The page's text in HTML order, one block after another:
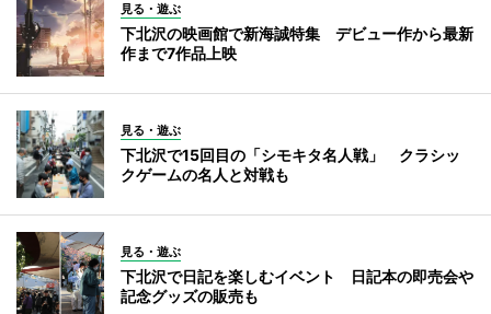
見る・遊ぶ
下北沢の映画館で新海誠特集 デビュー作から最新
作まで7作品上映
見る・遊ぶ
下北沢で15回目の「シモキタ名人戦」 クラシッ
クゲームの名人と対戦も
見る・遊ぶ
下北沢で日記を楽しむイベント 日記本の即売会や
記念グッズの販売も